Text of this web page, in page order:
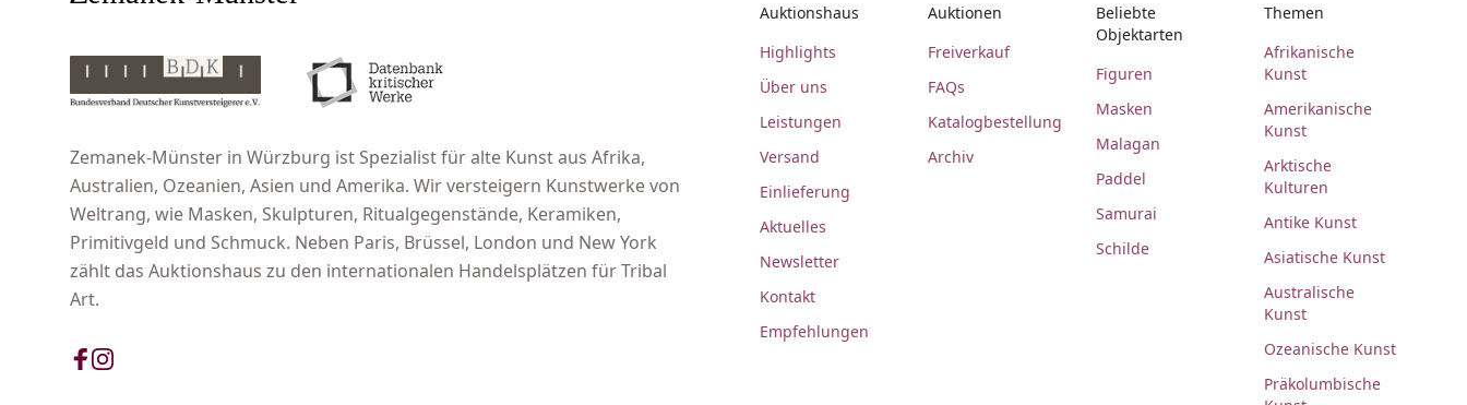
Zemanek-Münster in Würzburg ist Spezialist für alte Kunst aus Afrika,
Australien, Ozeanien, Asien und Amerika. Wir versteigern Kunstwerke von
Weltrang, wie Masken, Skulpturen, Ritualgegenstände, Keramiken,
Primitivgeld und Schmuck. Neben Paris, Brüssel, London und New York
zählt das Auktionshaus zu den internationalen Handelsplätzen für Tribal
Art.
Auktionshaus
Highlights
Über uns
Leistungen
Versand
Einlieferung
Aktuelles
Newsletter
Kontakt
Empfehlungen
Auktionen
Freiverkauf
FAQs
Katalogbestellung
Archiv
Beliebte
Objektarten
Figuren
Masken
Malagan
Paddel
Samurai
Schilde
Themen
Afrikanische
Kunst
Amerikanische
Kunst
Arktische
Kulturen
Antike Kunst
Asiatische Kunst
Australische
Kunst
Ozeanische Kunst
Präkolumbische